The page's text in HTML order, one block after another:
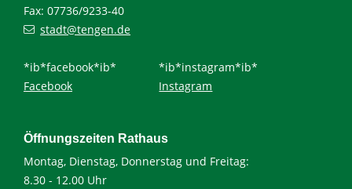
Fax: 07736/9233-40
stadt@tengen.de
*ib*facebook*ib*
Facebook
*ib*instagram*ib*
Instagram
Öffnungszeiten Rathaus
Montag, Dienstag, Donnerstag und Freitag:
8.30 - 12.00 Uhr